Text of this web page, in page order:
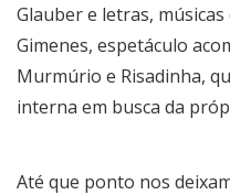
Glauber e letras,
Gimenes, espetáculo
Murmúrio e Risadinha,
interna em busca da
Até que ponto nos